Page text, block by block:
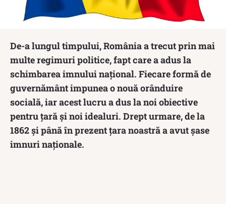
De-a lungul timpului, România a trecut prin mai
multe regimuri politice, fapt care a adus la
schimbarea imnului național. Fiecare formă de
guvernământ impunea o nouă orânduire
socială, iar acest lucru a dus la noi obiective
pentru țară și noi idealuri. Drept urmare, de la
1862 și până în prezent țara noastră a avut șase
imnuri naționale.